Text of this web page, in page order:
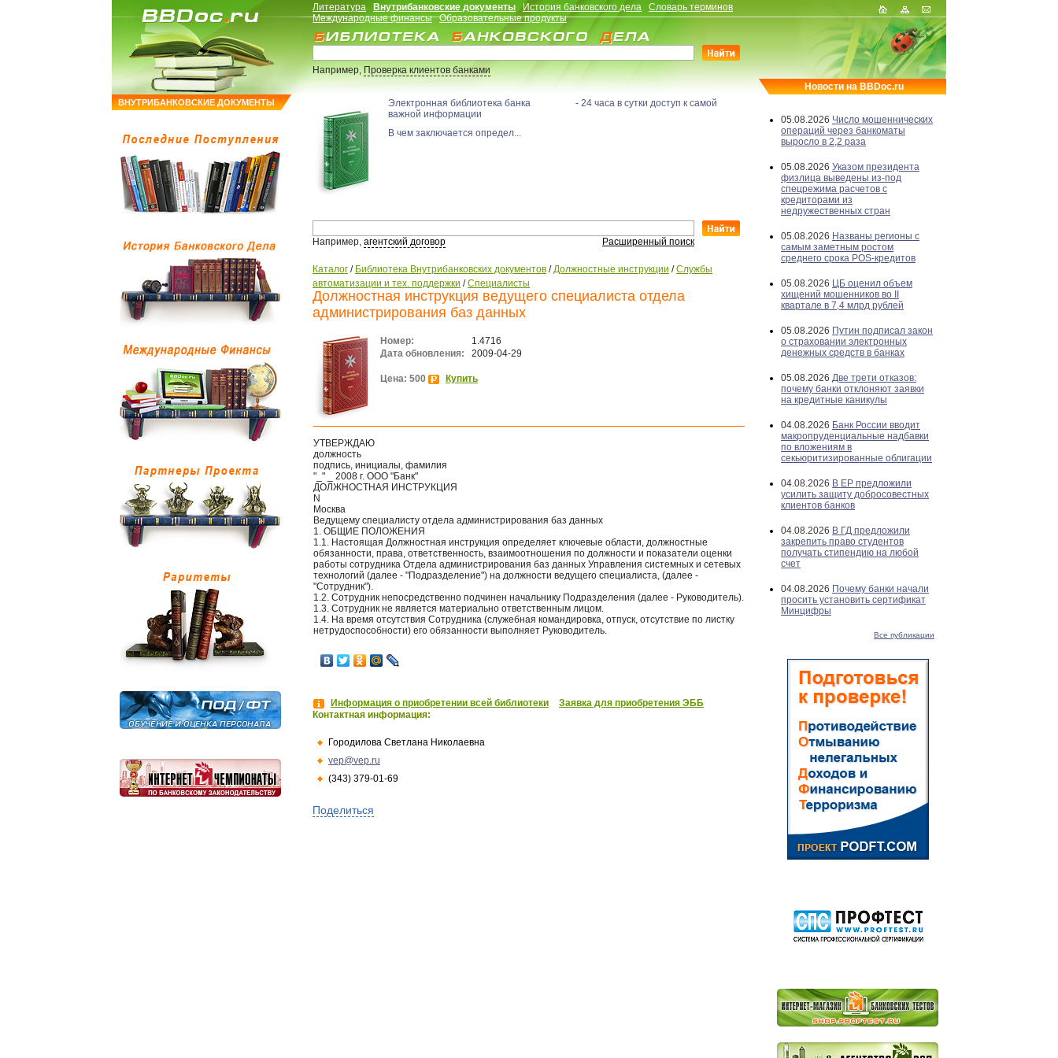
ВНУТРИБАНКОВСКИЕ ДОКУМЕНТЫ
Литература Внутрибанковские документы История банковского дела
Словарь терминов
Международные финансы
Образовательные продукты
Например,Проверка клиентов банками
Электронная библиотека банка - 24 часа в сутки доступ к самой
важной информации
В чем заключается определ...
Например, агентский договор Расширенный поиск
Каталог / Библиотека Внутрибанковских документов /Должностные инструкции /Службы
автоматизации и тех. поддержки /Специалисты
Должностная инструкция ведущего специалиста отдела
администрирования баз данных
Номер:
1.4716
Дата обновления:
2009-04-29
Цена: 500 Купить
УТВЕРЖДАЮ
должность
подпись, инициалы, фамилия
"_" _ 2008 г. ООО "Банк"
ДОЛЖНОСТНАЯ ИНСТРУКЦИЯ
N
Москва
Ведущему специалисту отдела администрирования баз данных
1. ОБЩИЕ ПОЛОЖЕНИЯ
1.1. Настоящая Должностная инструкция определяет ключевые области, должностные
обязанности, права, ответственность, взаимоотношения по должности и показатели оценки
работы сотрудника Отдела администрирования баз данных Управления системных и сетевых
технологий (далее - "Подразделение") на должности ведущего специалиста, (далее -
"Сотрудник").
1.2. Сотрудник непосредственно подчинен начальнику Подразделения (далее - Руководитель).
1.3. Сотрудник не является материально ответственным лицом.
1.4. На время отсутствия Сотрудника (служебная командировка, отпуск, отсутствие по листку
нетрудоспособности) его обязанности выполняет Руководитель.
Информация о приобретении всей библиотеки
Заявка для приобретения ЭББ
Контактная информация:
Городилова Светлана Николаевна
vep@vep.ru
(343) 379-01-69
Поделиться
Новости на BBDoc.ru
05.08.2026 Число мошеннических
операций через банкоматы
выросло в 2,2 раза
05.08.2026 Указом президента
физлица выведены из-под
спецрежима расчетов с
кредиторами из
недружественных стран
05.08.2026 Названы регионы с
самым заметным ростом
среднего срока POS-кредитов
05.08.2026 ЦБ оценил объем
хищений мошенников во II
квартале в 7,4 млрд рублей
05.08.2026 Путин подписал закон
о страховании электронных
денежных средств в банках
05.08.2026 Две трети отказов:
почему банки отклоняют заявки
на кредитные каникулы
04.08.2026 Банк России вводит
макропруденциальные надбавки
по вложениям в
секьюритизированные облигации
04.08.2026 В ЕР предложили
усилить защиту добросовестных
клиентов банков
04.08.2026 В ГД предложили
закрепить право студентов
получать стипендию на любой
счет
04.08.2026 Почему банки начали
просить установить сертификат
Минцифры
Все публикации